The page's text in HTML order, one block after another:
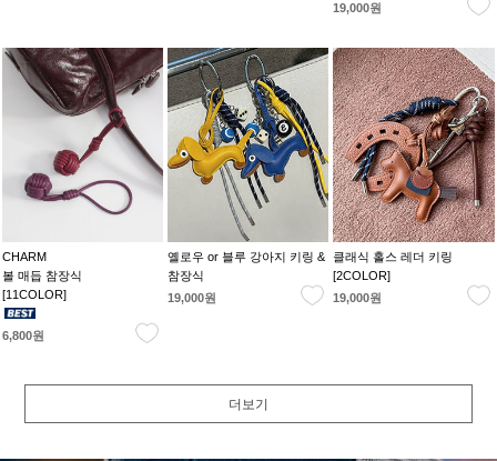
19,000원
CHARM
볼 매듭 참장식
[11COLOR]
6,800원
옐로우 or 블루 강아지 키링 &
참장식
19,000원
클래식 홀스 레더 키링
[2COLOR]
19,000원
더보기